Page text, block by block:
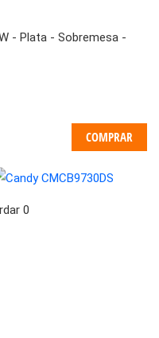
- Plata - Sobremesa -
COMPRAR
0